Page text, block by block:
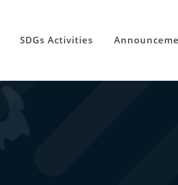
SDGs Activities